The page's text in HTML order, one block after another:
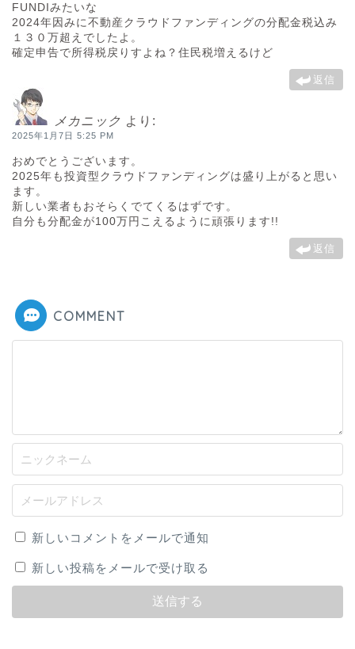
FUNDIみたいな
2024年因みに不動産クラウドファンディングの分配金税込み
１３０万超えでしたよ。
確定申告で所得税戻りすよね？住民税増えるけど
返信
メカニック より:
2025年1月7日 5:25 PM
おめでとうございます。
2025年も投資型クラウドファンディングは盛り上がると思い
ます。
新しい業者もおそらくでてくるはずです。
自分も分配金が100万円こえるように頑張ります!!
返信
COMMENT
新しいコメントをメールで通知
新しい投稿をメールで受け取る